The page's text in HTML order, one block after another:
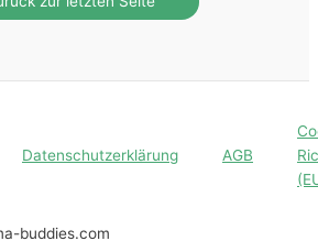
Datenschutzerklärung AGB
buddies.com